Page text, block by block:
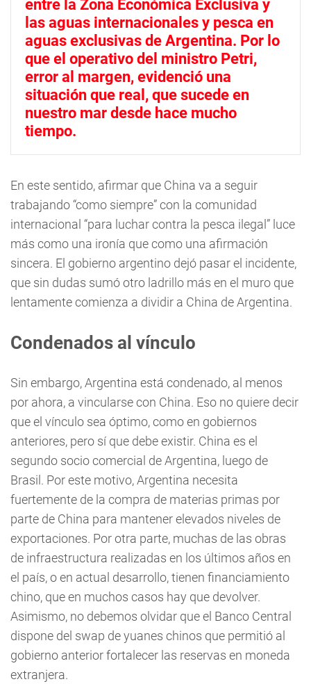
entre la Zona Económica Exclusiva y
las aguas internacionales y pesca en
aguas exclusivas de Argentina. Por lo
que el operativo del ministro Petri,
error al margen, evidenció una
situación que real, que sucede en
nuestro mar desde hace mucho
tiempo.
En este sentido, afirmar que China va a seguir
trabajando “como siempre” con la comunidad
internacional “para luchar contra la pesca ilegal” luce
más como una ironía que como una afirmación
sincera. El gobierno argentino dejó pasar el incidente,
que sin dudas sumó otro ladrillo más en el muro que
lentamente comienza a dividir a China de Argentina.
Condenados al vínculo
Sin embargo, Argentina está condenado, al menos
por ahora, a vincularse con China. Eso no quiere decir
que el vínculo sea óptimo, como en gobiernos
anteriores, pero sí que debe existir. China es el
segundo socio comercial de Argentina, luego de
Brasil. Por este motivo, Argentina necesita
fuertemente de la compra de materias primas por
parte de China para mantener elevados niveles de
exportaciones. Por otra parte, muchas de las obras
de infraestructura realizadas en los últimos años en
el país, o en actual desarrollo, tienen financiamiento
chino, que en muchos casos hay que devolver.
Asimismo, no debemos olvidar que el Banco Central
dispone del swap de yuanes chinos que permitió al
gobierno anterior fortalecer las reservas en moneda
extranjera.